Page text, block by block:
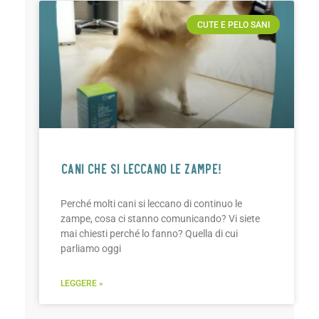
CUTE E PELO SANI
CANI CHE SI LECCANO LE ZAMPE!
Perché molti cani si leccano di continuo le
zampe, cosa ci stanno comunicando? Vi siete
mai chiesti perché lo fanno? Quella di cui
parliamo oggi
LEGGERE »